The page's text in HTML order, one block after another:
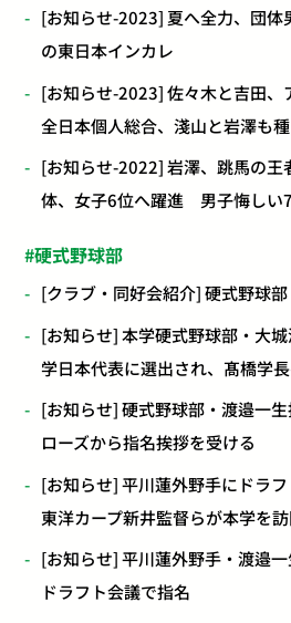
[お知らせ-2023] 夏へ全力、団
の東日本インカレ
[お知らせ-2023] 佐々木と吉田、
全日本個人総合、淺山と岩澤も
[お知らせ-2022] 岩澤、跳馬の王
体、女子6位へ躍進 男子悔しい
硬式野球部
[クラブ・同好会紹介] 硬式野球部
[お知らせ] 本学硬式野球部・大
学日本代表に選出され、髙橋学
[お知らせ] 硬式野球部・渡邉一
ローズから指名挨拶を受ける
[お知らせ] 平川蓮外野手にドラ
東洋カープ新井監督らが本学を
[お知らせ] 平川蓮外野手・渡邉
ドラフト会議で指名